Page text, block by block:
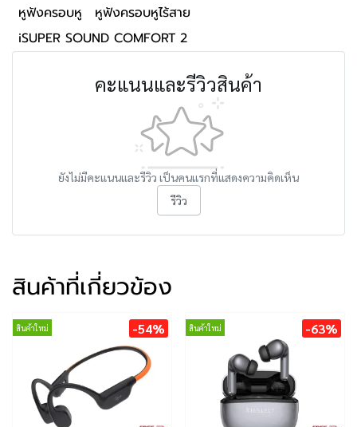
หูฟังครอบหู
หูฟังครอบหูไร้สาย
iSUPER SOUND COMFORT 2
คะแนนและรีวิวสินค้า
ยังไม่มีคะแนนและรีวิว เป็นคนแรกที่แสดงความคิดเห็น
รีวิว
สินค้าที่เกี่ยวข้อง
สินค้าใหม่ -54% สินค้าใหม่ -63%